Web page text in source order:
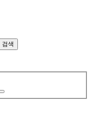
검색